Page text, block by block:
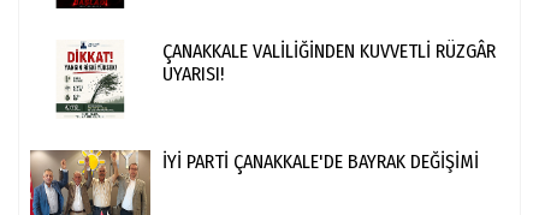
ÇANAKKALE VALİLİĞİNDEN KUVVETLİ RÜZGÂR
UYARISI!
İYİ PARTİ ÇANAKKALE'DE BAYRAK DEĞİŞİMİ